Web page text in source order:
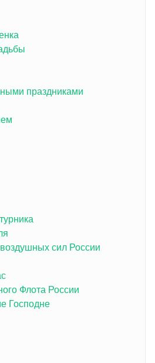
праздниками
сил России
Флота России
Господне